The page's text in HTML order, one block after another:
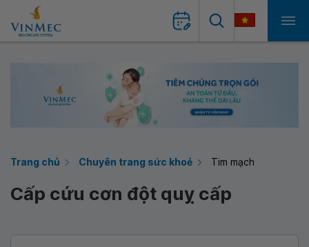
Trang chủ Chuyên trang sức khoẻ Tim mạch
Cấp cứu cơn đột quỵ cấp